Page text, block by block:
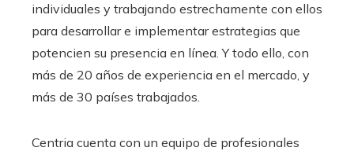
individuales y trabajando estrechamente con ellos
para desarrollar e implementar estrategias que
potencien su presencia en línea. Y todo ello, con
más de 20 años de experiencia en el mercado, y
más de 30 países trabajados.
Centria cuenta con un equipo de profesionales